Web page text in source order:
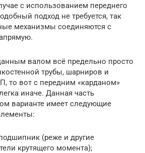
с использованием переднего
подход не требуется, так
механизмы соединяются с
валом всё предельно просто
трубы, шарниров и
то вот с передним «карданом»
иначе. Данная часть
варианте имеет следующие
(реже и другие
крутящего момента);